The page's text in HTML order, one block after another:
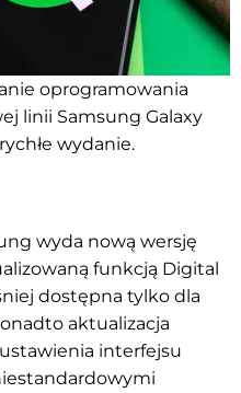
oprogramowania
linii Samsung Galaxy
wydanie.
wyda nową wersję
funkcją Digital
dostępna tylko dla
aktualizacja
interfejsu